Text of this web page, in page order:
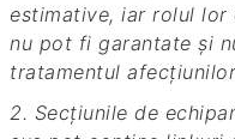
estimative, iar rolul lor
nu pot fi garantate și
tratamentul
2. Secțiunile de echipamente și ingrediente de mai